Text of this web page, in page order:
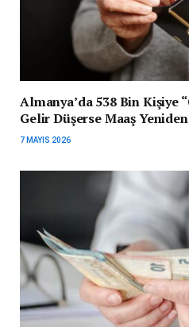
Almanya’da 538 Bin Kişiye
Gelir Düşerse Maaş
7 MAYIS 2026